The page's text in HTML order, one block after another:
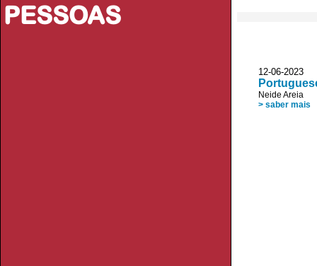
PESSOAS
12-06-2023
Neide Areia
> saber mais